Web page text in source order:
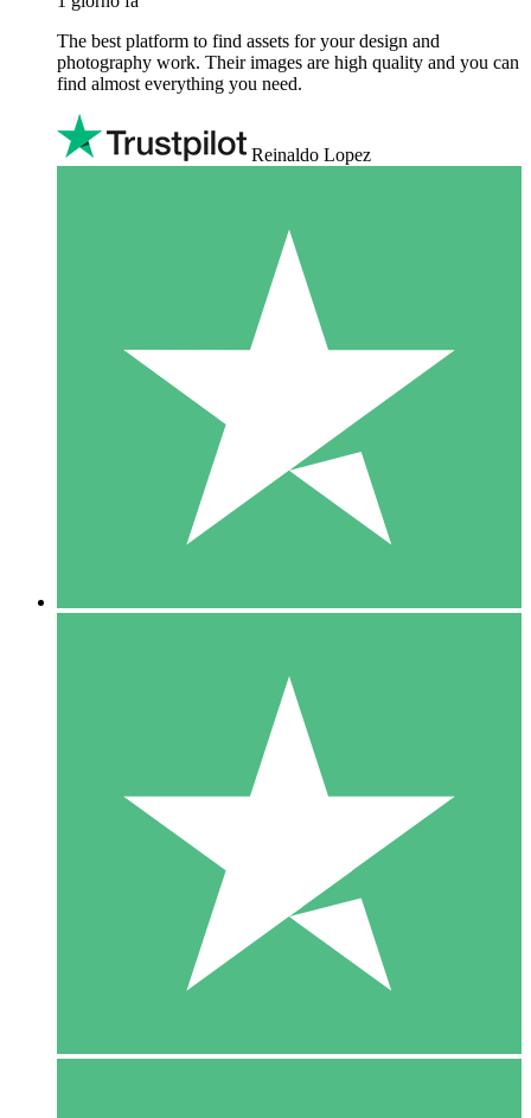
The best platform to find assets for your design and
photography work. Their images are high quality and you can
find almost everything you need.
Reinaldo Lopez